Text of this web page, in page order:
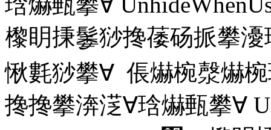
㰀眀㨀䰀猀搀䔀砀挀攀
愀氀猀攀∀ 倀爀椀漀爀
搀搀攀渀㴀∀琀爀甀攀∀